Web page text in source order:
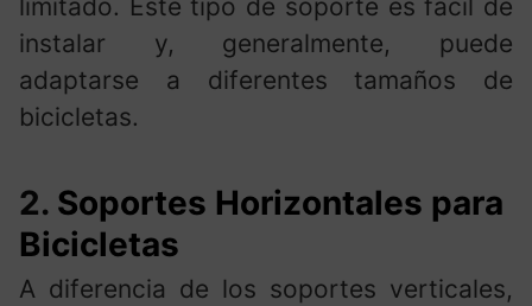
limitado. Este tipo de soporte es fácil de
instalar y, generalmente, puede
adaptarse a diferentes tamaños de
bicicletas.
2. Soportes Horizontales para
Bicicletas
A diferencia de los soportes verticales,